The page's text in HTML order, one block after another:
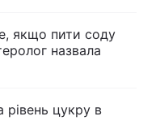
якщо пити соду
назвала
рівень цукру в